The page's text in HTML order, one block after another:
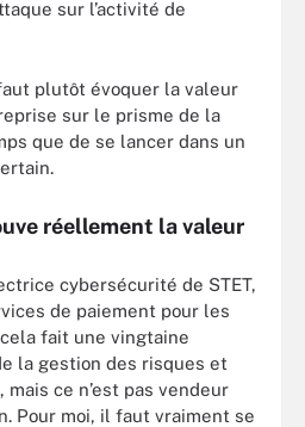
sur l’activité de
plutôt évoquer la valeur
sur le prisme de la
que de se lancer dans un
réellement la valeur
cybersécurité de STET,
de paiement pour les
fait une vingtaine
la gestion des risques et
mais ce n’est pas vendeur
Pour moi, il faut vraiment se